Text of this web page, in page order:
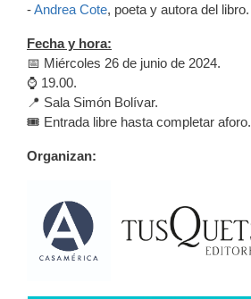
-Andrea Cote, poeta y autora del libro.
Fecha y hora:
📅 Miércoles 26 de junio de 2024.
⌚️ 19.00.
📍 Sala Simón Bolívar.
🎟️ Entrada libre hasta completar aforo.
Organizan: